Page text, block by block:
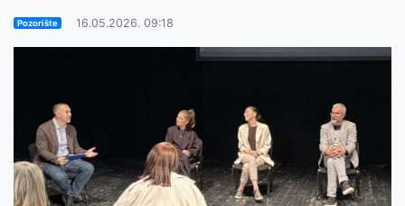
Pozorište 16.05.2026. 09:18